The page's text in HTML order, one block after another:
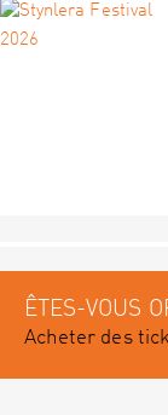
ÊTES-VOUS
Acheter des